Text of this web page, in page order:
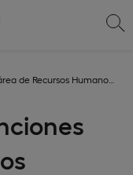
de Recursos Humanos?